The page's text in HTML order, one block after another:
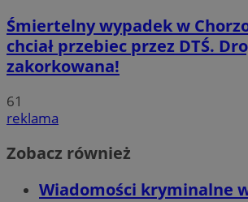
Śmiertelny wypadek w
chciał przebiec przez DTŚ.
zakorkowana!
61
reklama
Zobacz również
Wiadomości kryminalne